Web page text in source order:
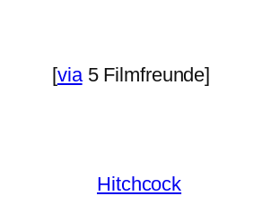
[via5 Filmfreunde]
Hitchcock